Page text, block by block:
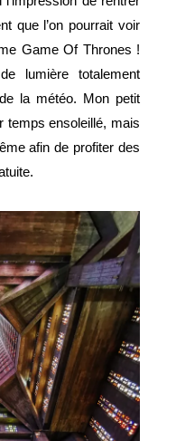
que l’on pourrait voir
Game Of Thrones !
lumière totalement
la météo. Mon petit
temps ensoleillé, mais
afin de profiter des